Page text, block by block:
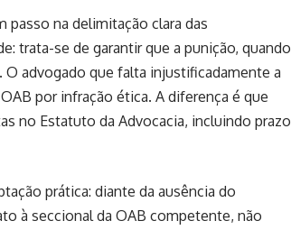
passo na delimitação clara das
trata-se de garantir que a punição, quando
advogado que falta injustificadamente a
por infração ética. A diferença é que
no Estatuto da Advocacia, incluindo prazo
prática: diante da ausência do
à seccional da OAB competente, não